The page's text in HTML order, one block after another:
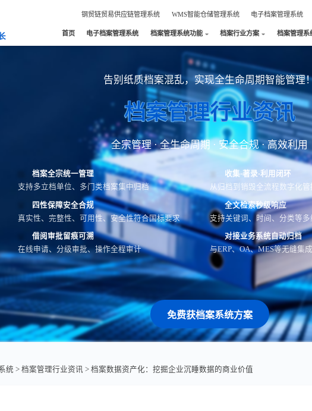
钢贸链贸易供应链管理系统 WMS智能仓储管理系统 电子档案管理系统
首页 电子档案管理系统 档案管理系统功能 档案行业方案 档案管理系
告别纸质档案混乱，实现全生命周期智能管理
档案管理行业资讯
全宗管理 · 全生命周期 · 安全合规 · 高效利用
档案全宗统一管理
支持多立档单位、多门类档案集中归档
收集-著录-利用闭环
从归档到销毁全流程数字化管
四性保障安全合规
真实性、完整性、可用性、安全性符合国标要求
全文检索秒级响应
支持关键词、时间、分类等
借阅审批留痕可溯
在线申请、分级审批、操作全程审计
对接业务系统自动归档
与ERP、OA、MES等无缝集
免费获档案系统方案
统 > 档案管理行业资讯 > 档案数据资产化：挖掘企业沉睡数据的商业价值